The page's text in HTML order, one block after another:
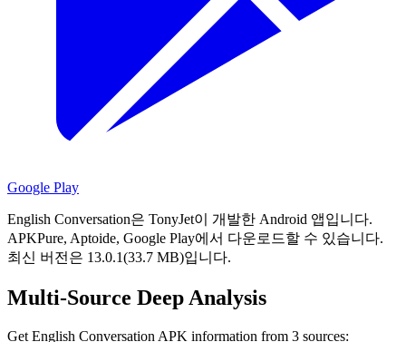
Google Play
English Conversation은 TonyJet이 개발한 Android 앱입니다.
APKPure, Aptoide, Google Play에서 다운로드할 수 있습니다.
최신 버전은 13.0.1(33.7 MB)입니다.
Multi-Source Deep Analysis
Get English Conversation APK information from 3 sources: